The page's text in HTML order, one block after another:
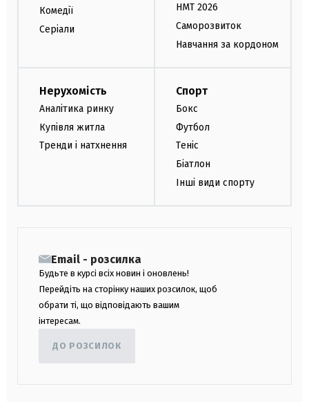
Комедії
Серіали
НМТ 2026
Саморозвиток
Навчання за кордоном
Нерухомість
Аналітика ринку
Купівля житла
Тренди і натхнення
Спорт
Бокс
Футбол
Теніс
Біатлон
Інші види спорту
Email - розсилка
Будьте в курсі всіх новин і оновлень!
Перейдіть на сторінку наших розсилок, щоб
обрати ті, що відповідають вашим
інтересам.
ДО РОЗСИЛОК